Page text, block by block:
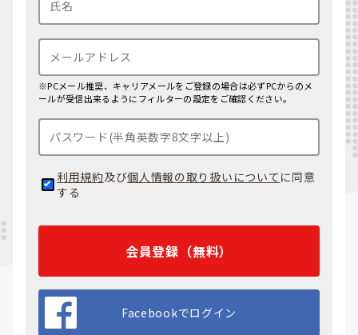
※PCメール推奨、キャリアメールをご登録の場合は必ずPCからのメ
ールが受信出来るようにフィルターの設定をご確認ください。
利用規約及び個人情報の取り扱いについて に同意
する
会員登録（無料）
Facebookでログイン